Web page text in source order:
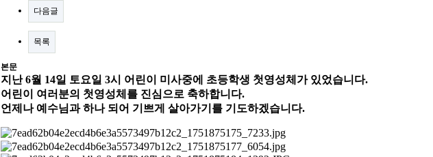
다음글
목록
본문
지난 6월 14일 토요일 3시 어린이 미사중에 초등학생 첫영성체가 있었습니다.
어린이 여러분의 첫영성체를 진심으로 축하합니다.
언제나 예수님과 하나 되어 기쁘게 살아가기를 기도하겠습니다.